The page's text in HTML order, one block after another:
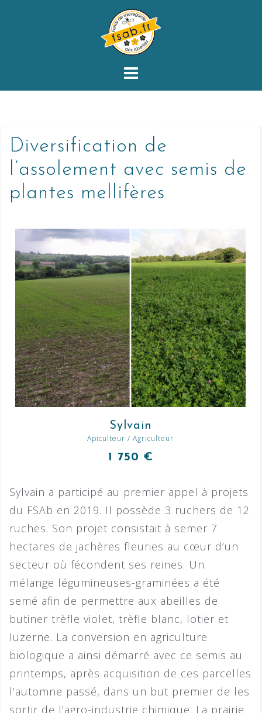
Diversification de
l’assolement avec semis de
plantes mellifères
Sylvain
Apiculteur / Agriculteur
1 750 €
Sylvain a participé au premier appel à projets
du FSAb en 2019. Il possède 3 ruchers de 12
ruches. Son projet consistait à semer 7
hectares de jachères fleuries au cœur d’un
secteur où fécondent ses reines. Un
mélange légumineuses-graminées a été
semé afin de permettre aux abeilles de
butiner trèfle violet, trèfle blanc, lotier et
luzerne. La conversion en agriculture
biologique a ainsi démarré avec ce semis au
printemps, après acquisition de ces parcelles
l’automne passé, dans un but premier de les
sortir de l’agro-industrie chimique. La prairie